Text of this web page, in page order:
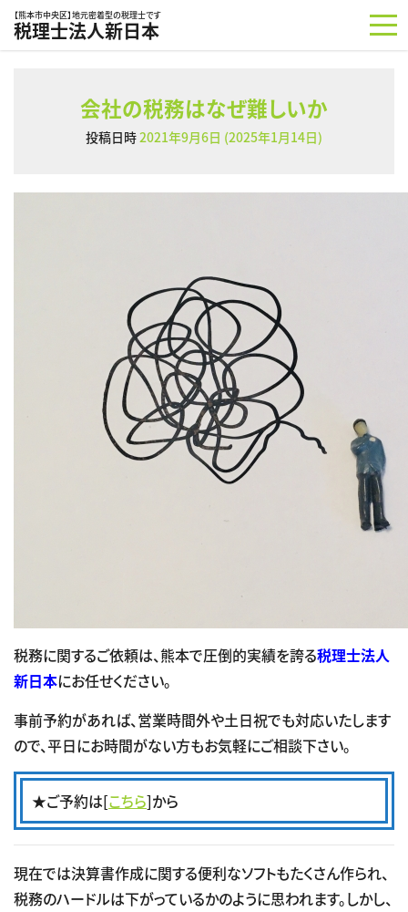
コンテンツへスキップ
【熊本市中央区】地元密着型の税理士です
税理士法人新日本
会社の税務はなぜ難しいか
投稿日時2021年9月6日 (2025年1月14日)
税務に関するご依頼は、熊本で圧倒的実績を誇る税理士法人
新日本にお任せください。
事前予約があれば、営業時間外や土日祝でも対応いたします
ので、平日にお時間がない方もお気軽にご相談下さい。
★ご予約は[こちら]から
現在では決算書作成に関する便利なソフトもたくさん作られ、
税務のハードルは下がっているかのように思われます。しかし、